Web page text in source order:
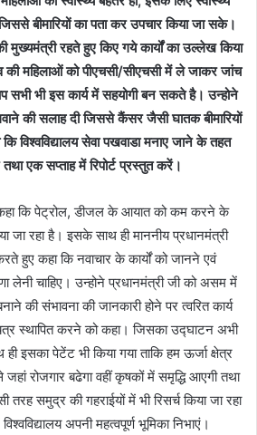
बीमारियों का पता कर उपचार किया जा सके।
मुख्यमंत्री रहते हुए किए गये कार्यों का उल्लेख किया
की महिलाओं को पीएचसी/सीएचसी में ले जाकर जांच
सभी भी इस कार्य में सहयोगी बन सकते है। उन्होने
की सलाह दी जिससे कैंसर जैसी घातक बीमारियों
विश्वविद्यालय सेवा पखवाडा मनाए जाने के तहत
एक सप्ताह में रिपोर्ट प्रस्तुत करें।
कि पेट्रोल, डीजल के आयात को कम करने के
जा रहा है। इसके साथ ही माननीय प्रधानमंत्री
हुए कहा कि नवाचार के कार्यों को जानने एवं
लेनी चाहिए। उन्होने प्रधानमंत्री जी को असम में
की संभावना की जानकारी होने पर त्वरित कार्य
स्थापित करने को कहा। जिसका उद्घाटन अभी
इसका पेटेंट भी किया गया ताकि हम ऊर्जा क्षेत्र
रोजगार बढेगा वहीं कृषकों में समृद्धि आएगी तथा
तरह समुद्र की गहराईयों में भी रिसर्च किया जा रहा
अपनी महत्वपूर्ण भूमिका निभाएं।